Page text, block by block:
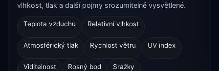
vlhkost, tlak a další pojmy srozumitelně vysvětlené.
Teplota vzduchu Relativní vlhkost
Atmosférický tlak Rychlost větru UV index
Viditelnost Rosný bod Srážky